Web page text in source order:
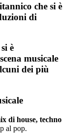
che si è
di
è
musicale
dei più
di house, techno
al pop.